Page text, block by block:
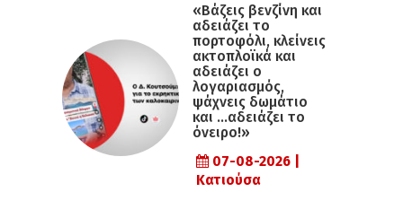
«Βάζεις βενζίνη και
αδειάζει το
πορτοφόλι, κλείνεις
ακτοπλοϊκά και
αδειάζει ο
λογαριασμός,
ψάχνεις δωμάτιο
και …αδειάζει το
όνειρο!»
07-08-2026 |
Κατιούσα